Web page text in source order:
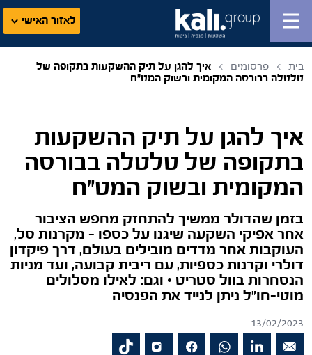
לאזור האישי
בית פרסומים
איך להגן על תיק ההשקעות בתקופה של
טלטלה בבורסה המקומית ובשוק המט"ח
איך להגן על תיק ההשקעות
בתקופה של טלטלה בבורסה
המקומית ובשוק המט"ח
בזמן שהדולר ממשיך להתחזק מחפש הציבור
אחר אפיקי השקעה שיגנו על כספו - מקרנות סל,
העוקבות אחר מדדים מובילים בעולם, דרך פיקדון
דולרי וקרנות כספיות, עם ריבית קבועה, ועד מניות
הנסחרות בוול סטריט • וגם: לאילו מסלולים
מוטי-חו"ל ניתן לנייד את הפנסיה
13/02/2023